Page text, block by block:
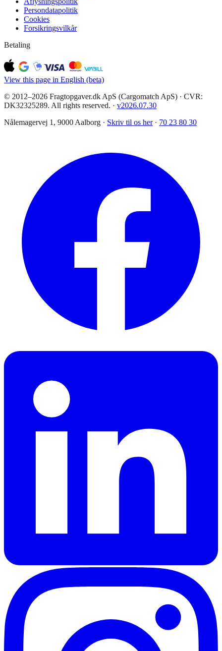
Persondatapolitik
Cookies
Forsikringsvilkår
Betaling
View this page in English (beta)
© 2012–2026 Fragtopgaver.dk ApS (Cargomatch ApS) · CVR:
DK32325289. All rights reserved. · v2026.07.30
Nålemagervej 1, 9000 Aalborg · Skriv til os her · 70 23 80 30